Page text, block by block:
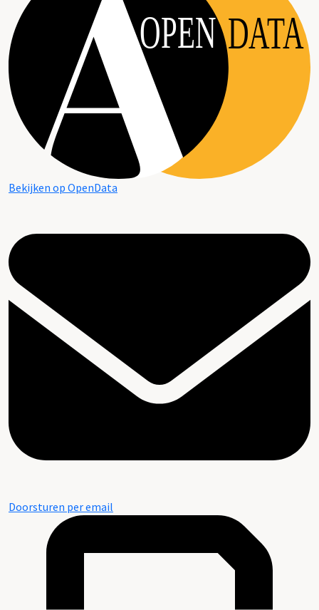
OPEN DATA
Bekijken op OpenData
Doorsturen per email